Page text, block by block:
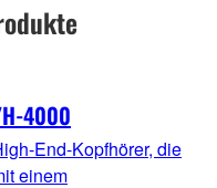
4000
End-Kopfhörer, die
einem